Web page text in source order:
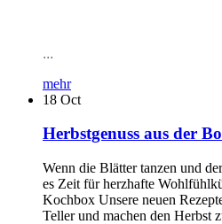
...
mehr
18 Oct
Herbstgenuss aus der
Wenn die Blätter tanzen und
es Zeit für herzhafte
Kochbox Unsere neuen
Teller und machen den Herbst